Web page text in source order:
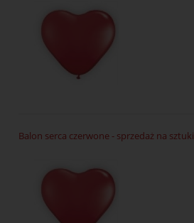
Balon serca czerwone - sprzedaż na sztuki